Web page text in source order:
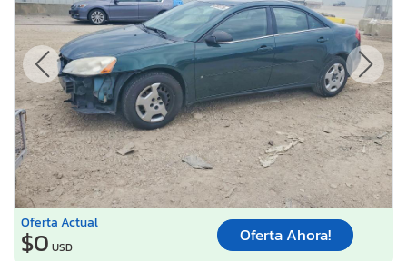
Oferta Actual
$0 USD
Oferta Ahora!